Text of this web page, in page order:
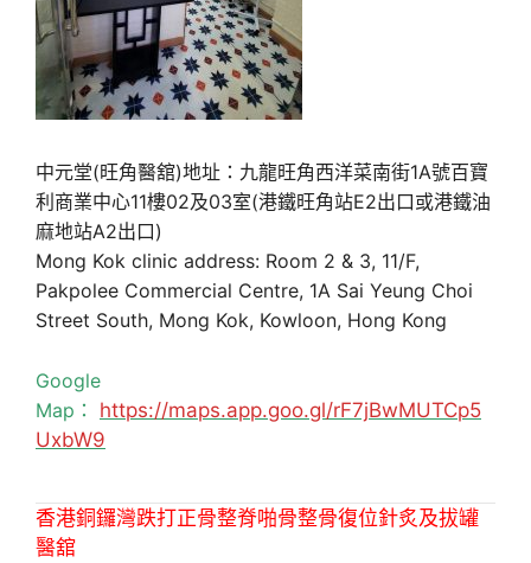
中元堂(旺角醫舘)地址：九龍旺角西洋菜南街1A號百寶
利商業中心11樓02及03室(港鐵旺角站E2出口或港鐵油
麻地站A2出口)
Mong Kok clinic address: Room 2 & 3, 11/F,
Pakpolee Commercial Centre, 1A Sai Yeung Choi
Street South, Mong Kok, Kowloon, Hong Kong
Google
Map： https://maps.app.goo.gl/rF7jBwMUTCp5
UxbW9
香港銅鑼灣跌打正骨整脊啪骨整骨復位針炙及拔罐
醫舘